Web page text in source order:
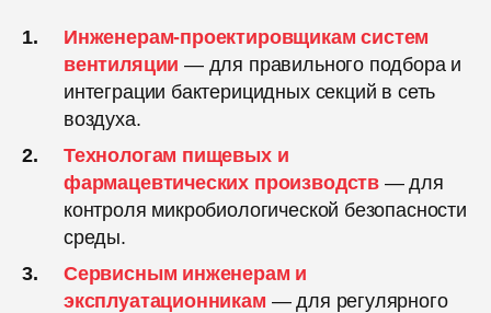
Инженерам-проектировщикам систем
вентиляции — для правильного подбора и
интеграции бактерицидных секций в сеть
воздуха.
Технологам пищевых и
фармацевтических производств— для
контроля микробиологической безопасности
среды.
Сервисным инженерам и
эксплуатационникам — для регулярного